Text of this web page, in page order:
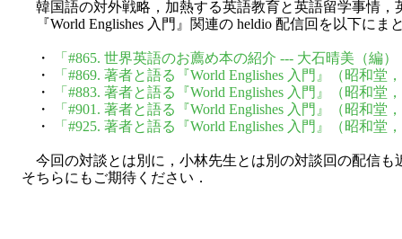
韓国語の対外戦略，加熱する英語教育と英語留学事情，
『World Englishes 入門』関連の heldio 配信回を以下に
・
「#865. 世界英語のお薦め本の紹介 --- 大石晴美（編
・
「#869. 著者と語る『World Englishes 入門』（昭和堂
・
「#883. 著者と語る『World Englishes 入門』（昭和
・
「#901. 著者と語る『World Englishes 入門』（昭和
・
「#925. 著者と語る『World Englishes 入門』（昭和
今回の対談とは別に，小林先生とは別の対談回の配信も
そちらにもご期待ください．